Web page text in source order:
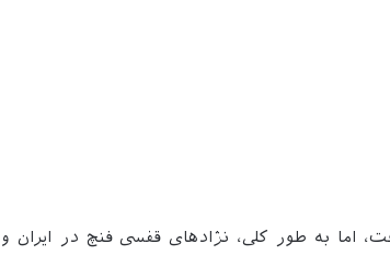
اما به طور کلی، نژادهای قفسی فنچ در ایران و